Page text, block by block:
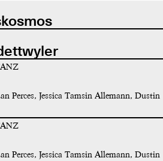
Perces, Jessica Tamsin Allemann, Dustin
Perces, Jessica Tamsin Allemann, Dustin